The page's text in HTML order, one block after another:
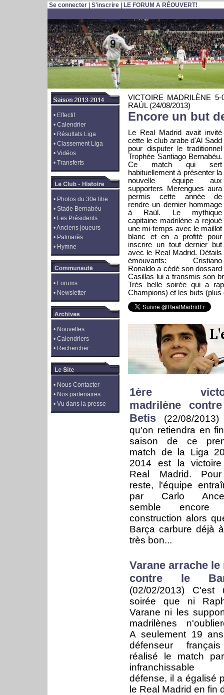
Se connecter S'inscrire LE FORUM A RÉOUVERT!
• Effectif
• Calendrier
• Résultats Liga
• Classement Liga
• Vidéos
• Transferts
• Photos du 30e titre
• Stade Bernabéu
• Les Présidents
•Anciens joueurs
• Palmarès
• Hymne
• Forums
• Newsletter
• Nouvelles
• Calendriers
• Rechercher
• Nous Contacter
• Nos partenaires
• Vu dans la presse
VICTOIRE MADRILÈNE
RAÚL(24/08/2013)
Encore un but
Le Real Madrid avait invité
cette le club arabe d'Al Sadd
pour disputer le traditionnel
Trophée Santiago Bernabéu.
Ce match qui sert
habituellement à présenter la
nouvelle équipe aux
supporters Merengues aura
permis cette année de
rendre un dernier hommage
à Raùl. Le mythique
capitaine madrilène a rejoué
une mi-temps avec le maillot
blanc et en a profité pour
inscrire un tout dernier but
avec le Real Madrid. Détails
émouvants: Cristiano
Ronaldo a cédé son
Casillas lui a transmis son
Très belle soirée qui a
Champions) et les buts (plus
1ère
madrilène
Betis (22/08/
qu'on retiendra en
saison de ce
match de la Liga
2014 est la
Real Madrid.
reste, l'équipe
par Carlo
semble encore
construction alors
Barça carbure déjà
très bon...
Varane arrache le
contre le
(02/02/2013) C'est
soirée que ni
Varane ni les
madrilènes
A seulement 19
défenseur
réalisé le match
infranchissable
défense, il a égalisé
le Real Madrid en fin